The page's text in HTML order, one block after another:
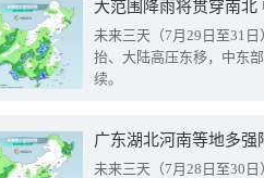
大范围降雨将贯穿南
未来三天（7月29日至31
抬、大陆高压东移，中东
续。
广东湖北河南等地多
未来三天（7月28日至30